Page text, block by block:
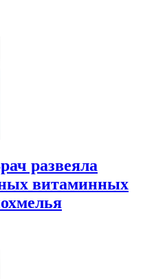
развеяла
витаминных